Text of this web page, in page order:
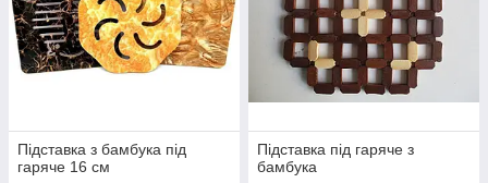
Підставка з бамбука під
гаряче 16 см
Підставка під гаряче з
бамбука